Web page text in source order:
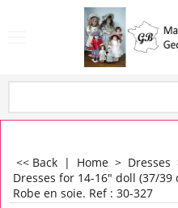
<< Back | Home > Dresses
Dresses for 14-16" doll (37/39
Robe en soie. Ref : 30-327